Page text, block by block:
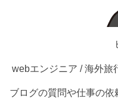
webエンジニア / 海外旅
ブログの質問や仕事の